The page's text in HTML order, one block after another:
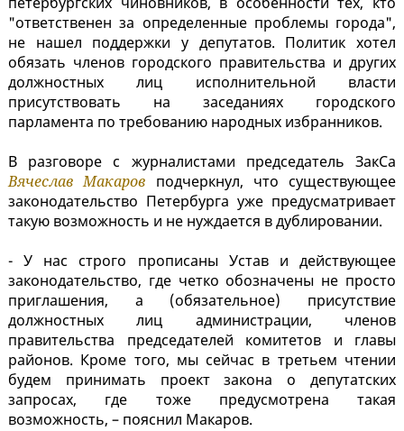
"ответственен за определенные проблемы города",
не нашел поддержки у депутатов. Политик хотел
обязать членов городского правительства и других
должностных лиц исполнительной власти
присутствовать на заседаниях городского
парламента по требованию народных избранников.
В разговоре с журналистами председатель ЗакСа
Вячеслав Макаров подчеркнул, что существующее
законодательство Петербурга уже предусматривает
такую возможность и не нуждается в дублировании.
- У нас строго прописаны Устав и действующее
законодательство, где четко обозначены не просто
приглашения, а (обязательное) присутствие
должностных лиц администрации, членов
правительства председателей комитетов и главы
районов. Кроме того, мы сейчас в третьем чтении
будем принимать проект закона о депутатских
запросах, где тоже предусмотрена такая
возможность, – пояснил Макаров.